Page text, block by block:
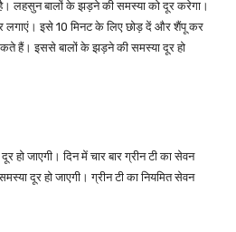
लहसुन बालों के झड़ने की समस्या को दूर करेगा।
इसे 10 मिनट के लिए छोड़ दें और शैंपू कर
हैं। इससे बालों के झड़ने की समस्या दूर हो
हो जाएगी। दिन में चार बार ग्रीन टी का सेवन
दूर हो जाएगी। ग्रीन टी का नियमित सेवन